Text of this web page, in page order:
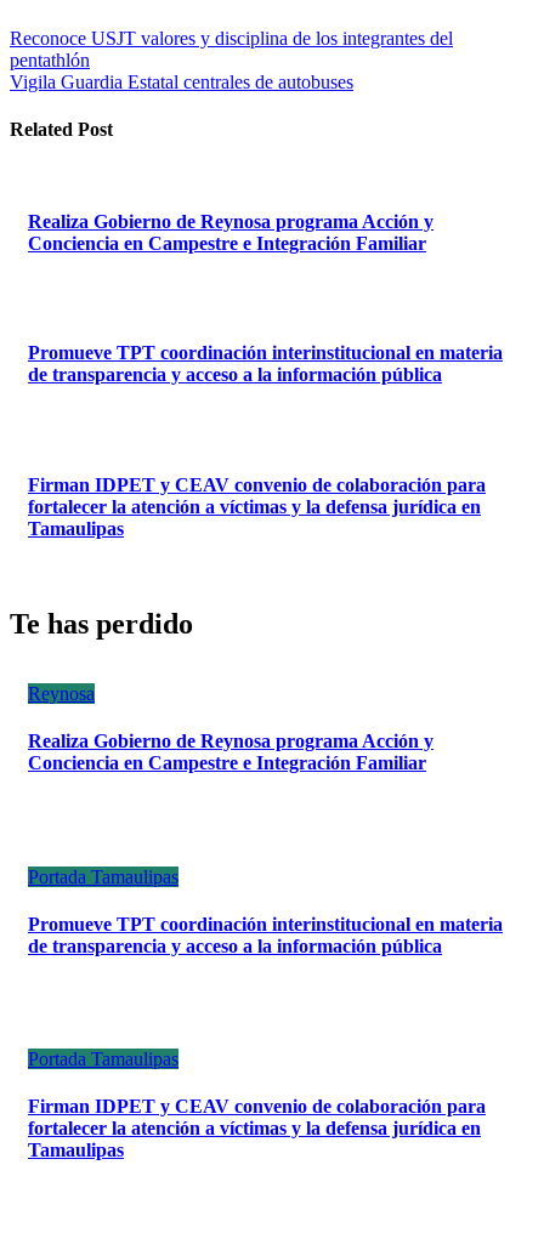
Navegación
de
Reconoce USJT valores y disciplina de los integrantes del
pentathlón
Vigila Guardia Estatal centrales de autobuses
Related Post
Realiza Gobierno de Reynosa programa Acción y
Conciencia en Campestre e Integración Familiar
Promueve TPT coordinación interinstitucional en materia
de transparencia y acceso a la información pública
Firman IDPET y CEAV convenio de colaboración para
fortalecer la atención a víctimas y la defensa jurídica en
Tamaulipas
Te has perdido
Reynosa
Realiza Gobierno de Reynosa programa Acción y
Conciencia en Campestre e Integración Familiar
Portada Tamaulipas
Promueve TPT coordinación interinstitucional en materia
de transparencia y acceso a la información pública
Portada Tamaulipas
Firman IDPET y CEAV convenio de colaboración para
fortalecer la atención a víctimas y la defensa jurídica en
Tamaulipas